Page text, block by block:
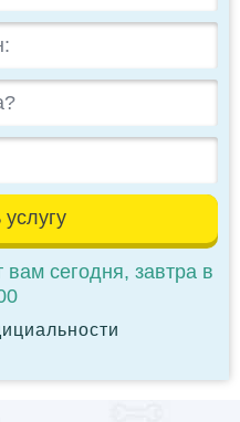
услугу
сегодня, завтра в